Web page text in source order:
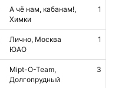
А чё нам, кабанам!,
Химки
1
Лично, Москва
ЮАО
1
Mipt-O-Team,
Долгопрудный
3